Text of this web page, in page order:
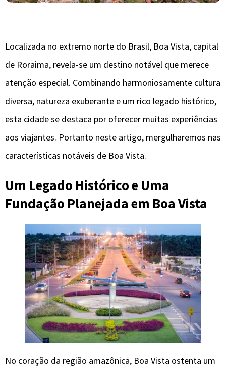
Localizada no extremo norte do Brasil, Boa Vista, capital
de Roraima, revela-se um destino notável que merece
atenção especial. Combinando harmoniosamente cultura
diversa, natureza exuberante e um rico legado histórico,
esta cidade se destaca por oferecer muitas experiências
aos viajantes. Portanto neste artigo, mergulharemos nas
características notáveis ​​de Boa Vista.
Um Legado Histórico e Uma
Fundação Planejada em Boa Vista
No coração da região amazônica, Boa Vista ostenta um